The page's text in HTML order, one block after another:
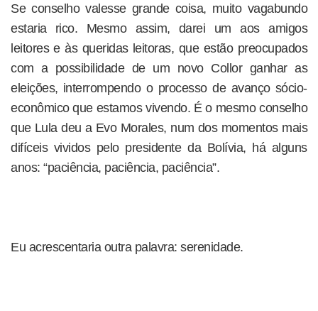
Se conselho valesse grande coisa, muito vagabundo
estaria rico. Mesmo assim, darei um aos amigos
leitores e às queridas leitoras, que estão preocupados
com a possibilidade de um novo Collor ganhar as
eleições, interrompendo o processo de avanço sócio-
econômico que estamos vivendo. É o mesmo conselho
que Lula deu a Evo Morales, num dos momentos mais
difíceis vividos pelo presidente da Bolívia, há alguns
anos: “paciência, paciência, paciência”.
Eu acrescentaria outra palavra: serenidade.